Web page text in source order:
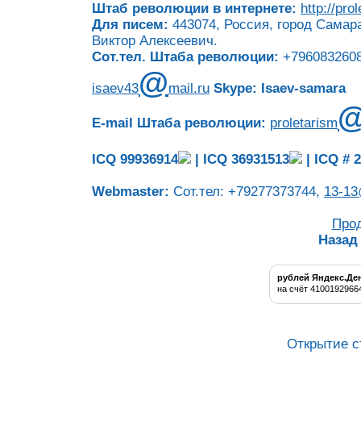
Штаб революции в интернете: http://
Для писем: 443074, Россия, город
Виктор Алексеевич.
Сот.тел. Штаба революции:
isaev43@mail.ru Skype: Isaev-samara
E-mail Штаба революции: proletarism
ICQ 99936914 | ICQ 36931513 | ICQ #
Webmaster: Сот.тел: +79277373744, 13-
Назад
рублей
на счёт
Открытие